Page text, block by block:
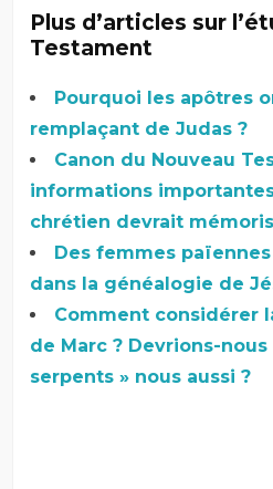
Plus d’articles sur
Testament
Pourquoi les apôtres
remplaçant de Judas ?
Canon du Nouveau
informations
chrétien devrait
Des femmes
dans la généalogie de
Comment considérer
de Marc ? Devrions-nous
serpents » nous aussi ?